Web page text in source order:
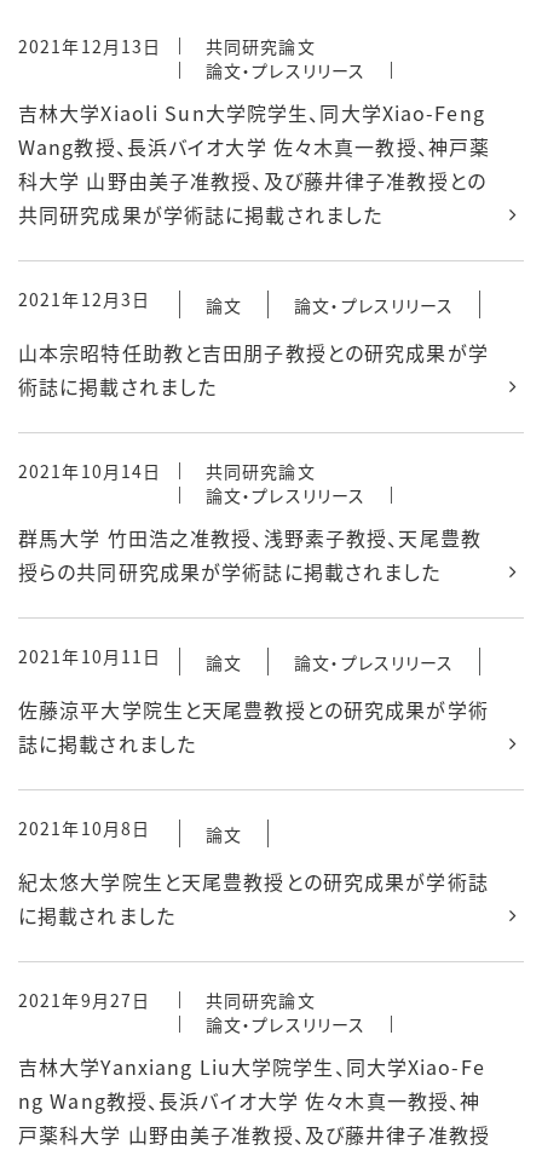
2021年12月13日
共同研究論文
論文・プレスリリース
吉林大学Xiaoli Sun大学院学生、同大学Xiao-Feng
Wang教授、長浜バイオ大学 佐々木真一教授、神戸薬
科大学 山野由美子准教授、及び藤井律子准教授との
共同研究成果が学術誌に掲載されました
2021年12月3日 論文 論文・プレスリリース
山本宗昭特任助教と吉田朋子教授との研究成果が学
術誌に掲載されました
2021年10月14日
共同研究論文
論文・プレスリリース
群馬大学 竹田浩之准教授、浅野素子教授、天尾豊教
授らの共同研究成果が学術誌に掲載されました
2021年10月11日 論文 論文・プレスリリース
佐藤涼平大学院生と天尾豊教授との研究成果が学術
誌に掲載されました
2021年10月8日 論文
紀太悠大学院生と天尾豊教授との研究成果が学術誌
に掲載されました
2021年9月27日
共同研究論文
論文・プレスリリース
吉林大学Yanxiang Liu大学院学生、同大学Xiao-Fe
ng Wang教授、長浜バイオ大学 佐々木真一教授、神
戸薬科大学 山野由美子准教授、及び藤井律子准教授